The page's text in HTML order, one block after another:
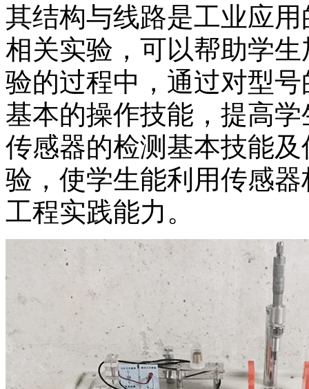
其结构与线路是工业应
相关实验，可以帮助学
验的过程中，通过对型
基本的操作技能，提高
传感器的检测基本技能
验，使学生能利用传感
工程实践能力。